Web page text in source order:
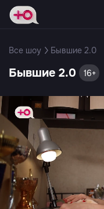
Все шоу Бывшие 2.0
Бывшие 2.0 16+